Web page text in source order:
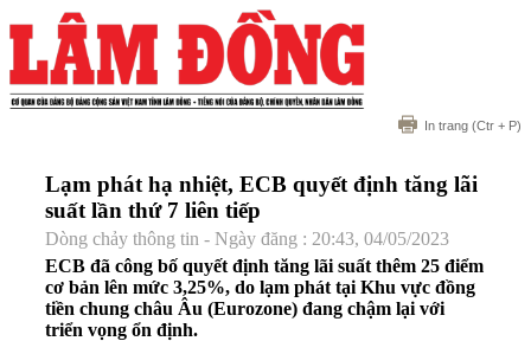
In trang (Ctr + P)
Lạm phát hạ nhiệt, ECB quyết định tăng lãi
suất lần thứ 7 liên tiếp
Dòng chảy thông tin - Ngày đăng : 20:43, 04/05/2023
ECB đã công bố quyết định tăng lãi suất thêm 25 điểm
cơ bản lên mức 3,25%, do lạm phát tại Khu vực đồng
tiền chung châu Âu (Eurozone) đang chậm lại với
triển vọng ổn định.